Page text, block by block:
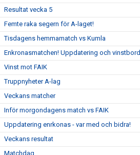
Resultat vecka 5
Femte raka segern för A-laget!
Tisdagens hemmamatch vs Kumla
Enkronasmatchen! Uppdatering och vinstbord
Vinst mot FAIK
Truppnyheter A-lag
Veckans matcher
Inför morgondagens match vs FAIK
Uppdatering enrkonas - var med och bidra!
Veckans resultat
Matchdag